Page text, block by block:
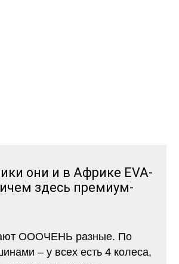
они и в Африке EVA-
здесь премиум-
ОООЧЕНЬ разные. По
– у всех есть 4 колеса,